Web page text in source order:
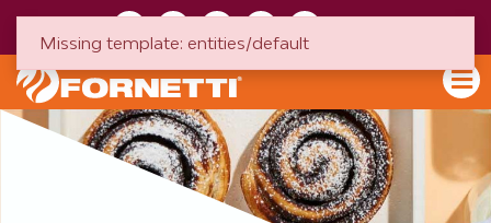
Missing template: entities/default